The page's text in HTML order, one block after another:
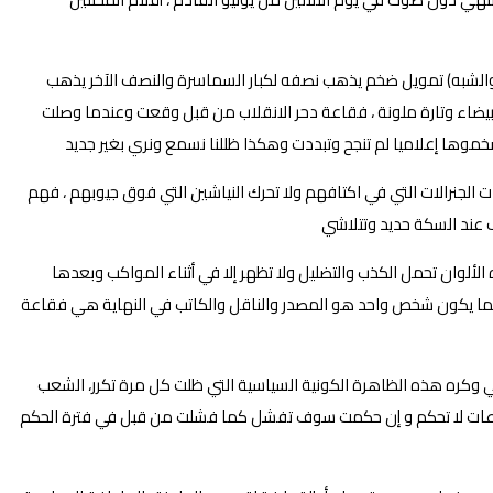
مرة يحدث حدث أكثر من (٣٠) مرة وهو ظل يحدث بنفس (الملامح والشبه) تمويل ضخم يذهب نصفه لكبار السماسرة والنصف الآخر يذهب
وتارة ملونة ، فقاعة دحر الانقلاب من قبل وقعت وعندما وصلت
إعلاميا لم تنجح وتبددت وهكذا ظللنا نسمع ونري بغير جديد
التي في اكتافهم ولا تحرك النياشين التي فوق جيوبهم ، فهم
السكة حديد وتتلاشي
تحمل الكذب والتضليل ولا تظهر إلا في أثناء المواكب وبعدها
يكون شخص واحد هو المصدر والناقل والكاتب في النهاية هي فقاعة
هذه الظاهرة الكونية السياسية التي ظلت كل مرة تكرر، الشعب
لا تحكم و إن حكمت سوف تفشل كما فشلت من قبل في فترة الحكم